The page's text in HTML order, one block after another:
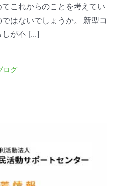
これからのことを考えてい
はないでしょうか。 新型コ
が不 [...]
ログ